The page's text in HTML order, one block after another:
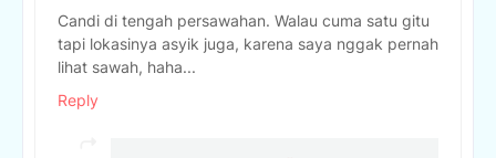
Candi di tengah persawahan. Walau cuma satu gitu
tapi lokasinya asyik juga, karena saya nggak pernah
lihat sawah, haha...
Reply